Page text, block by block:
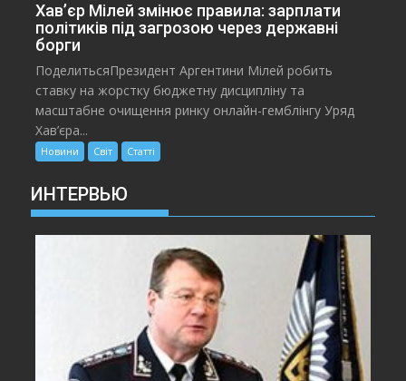
Хав’єр Мілей змінює правила: зарплати
політиків під загрозою через державні
борги
ПоделитьсяПрезидент Аргентини Мілей робить
ставку на жорстку бюджетну дисципліну та
масштабне очищення ринку онлайн-гемблінгу Уряд
Хав’єра...
Новини Світ Статті
ИНТЕРВЬЮ